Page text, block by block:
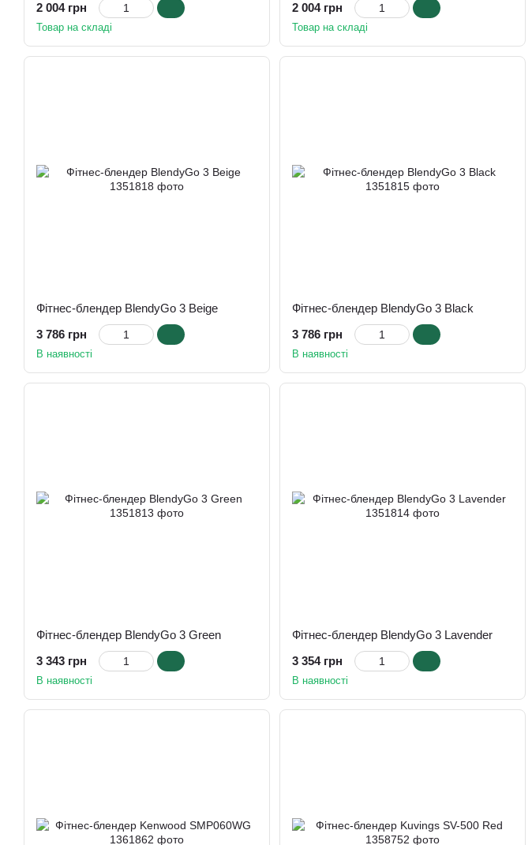
2 004 грн
Товар на складі
2 004 грн
Товар на складі
Фітнес-блендер BlendyGo 3 Beige
3 786 грн
В наявності
Фітнес-блендер BlendyGo 3 Black
3 786 грн
В наявності
Фітнес-блендер BlendyGo 3 Green
3 343 грн
В наявності
Фітнес-блендер BlendyGo 3 Lavender
3 354 грн
В наявності